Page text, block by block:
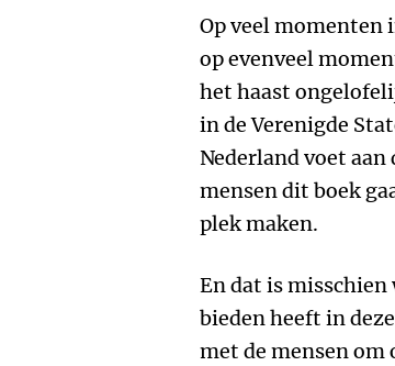
Op veel momenten
op evenveel
het haast
in de Verenigde
Nederland voet
mensen dit boek
plek maken.
En dat is
bieden heeft in
met de mensen om